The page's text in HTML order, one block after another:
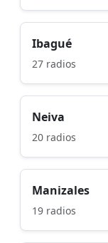
Ibagué
27 radios
Neiva
20 radios
Manizales
19 radios